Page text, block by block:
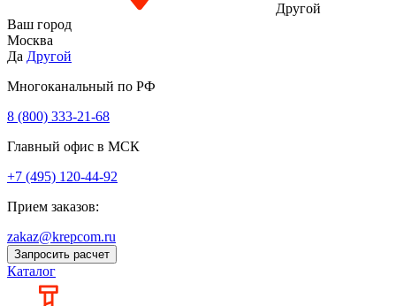
Другой
Ваш город
Москва
Да Другой
Многоканальный по РФ
8 (800) 333‑21-68
Главный офис в МСК
+7 (495) 120-44-92
Прием заказов:
zakaz@krepcom.ru
Запросить расчет
Каталог